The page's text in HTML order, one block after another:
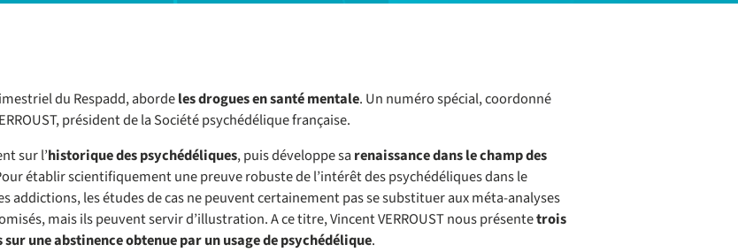
du Respadd, abordeles drogues en santé mentale. Un numéro spécial, coordonné
président de la Société psychédélique française.
sur l’historique des psychédéliques, puis développe sa renaissance dans le champ des
établir scientifiquement une preuve robuste de l’intérêt des psychédéliques dans le
addictions, les études de cas ne peuvent certainement pas se substituer aux méta-analyses
mais ils peuvent servir d’illustration. A ce titre, Vincent VERROUST nous présentetrois
une abstinence obtenue par un usage de psychédélique.